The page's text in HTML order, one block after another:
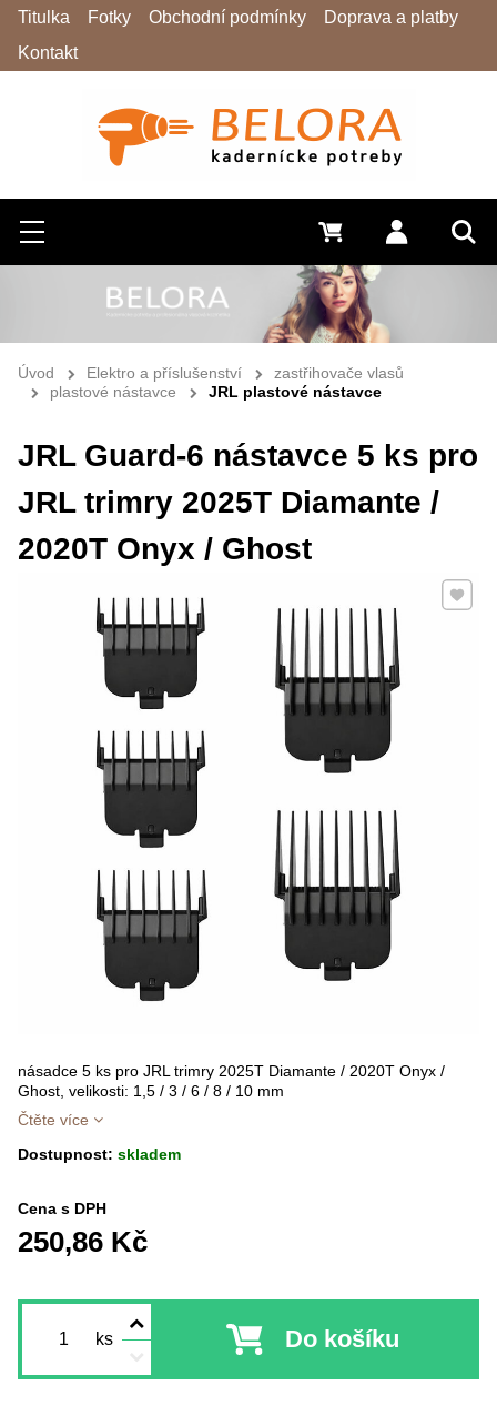
Hledat
Menu Přihlásit
0 Kč
Titulka Fotky Obchodní podmínky
Doprava a platby
Kontakt
Úvod Elektro a příslušenství
zastřihovače vlasů
plastové nástavce
JRL plastové nástavce
JRL Guard-6 nástavce 5 ks pro
JRL trimry 2025T Diamante /
2020T Onyx / Ghost
násadce 5 ks pro JRL trimry 2025T Diamante / 2020T Onyx /
Ghost, velikosti: 1,5 / 3 / 6 / 8 / 10 mm
Čtěte více
Přidat
Dostupnost: skladem
Cena s DPH
250,86 Kč
ks Do košíku